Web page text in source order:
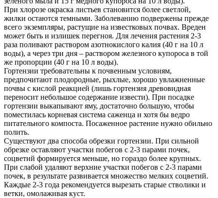
При хлорозе окраска листьев становится более светлой,
жилки остаются темными. Заболеванию подвержены прежде
всего экземпляры, растущие на известковых почвах. Вреден
может быть и излишек перегноя. Для лечения растения 2-3
раза поливают раствором азотнокислого калия (40 г на 10 л
воды), а через три дня – раствором железного купороса в той
же пропорции (40 г на 10 л воды).
Гортензии требовательны к почвенным условиям,
предпочитают плодородные, рыхлые, хорошо увлажненные
почвы с кислой реакцией (лишь гортензия древовидная
переносит небольшое содержание извести). При посадке
гортензии выкапывают яму, достаточно большую, чтобы
поместилась корневая система саженца и хотя бы ведро
питательного компоста. Посаженное растение нужно обильно
полить.
Существуют два способа обрезки гортензии. При сильной
обрезке оставляют участки побегов с 2-3 парами почек,
соцветий формируется меньше, но гораздо более крупных.
При слабой удаляют верхние участки побегов с 2-3 парами
почек, в результате развивается множество мелких соцветий.
Каждые 2-3 года рекомендуется вырезать старые стволики и
ветки, омолаживая куст.